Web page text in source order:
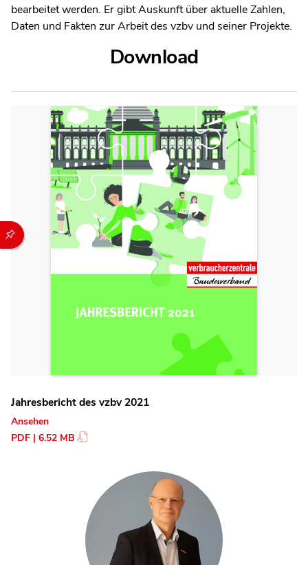
Durch die folgenden Buttons können Sie direkt auf einen
bearbeitet werden. Er gibt Auskunft über aktuelle Zahlen,
Daten und Fakten zur Arbeit des vzbv und seiner Projekte.
Download
Jahresbericht des vzbv 2021
Ansehen
PDF | 6.52 MB